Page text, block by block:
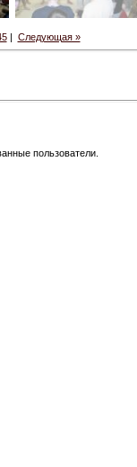
| Следующая »
пользователи.